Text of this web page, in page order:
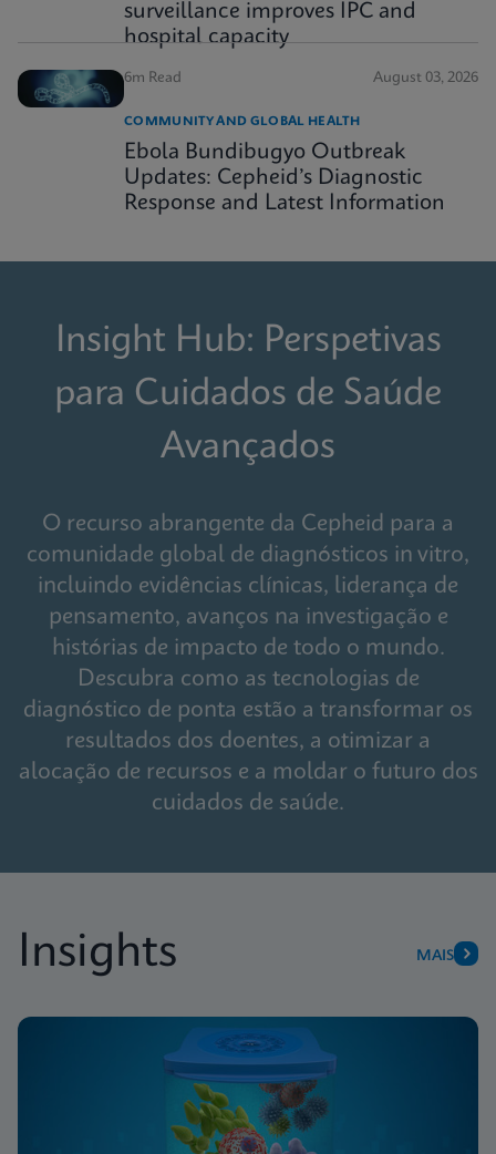
surveillance improves IPC and
hospital capacity
6m Read August 03, 2026
COMMUNITY AND GLOBAL HEALTH
Ebola Bundibugyo Outbreak
Updates: Cepheid’s Diagnostic
Response and Latest Information
Insight Hub: Perspetivas
para Cuidados de Saúde
Avançados
O recurso abrangente da Cepheid para a
comunidade global de diagnósticos in vitro,
incluindo evidências clínicas, liderança de
pensamento, avanços na investigação e
histórias de impacto de todo o mundo.
Descubra como as tecnologias de
diagnóstico de ponta estão a transformar os
resultados dos doentes, a otimizar a
alocação de recursos e a moldar o futuro dos
cuidados de saúde.
Insights MAIS